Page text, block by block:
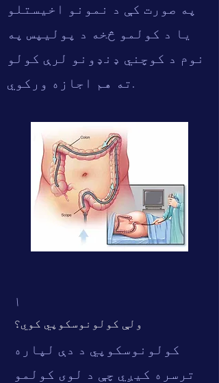
په صورت کې د نمونو اخیستلو
یا د کولمو څخه د پولیپس په
نوم د کوچني ډنډونو لرې کولو
ته هم اجازه ورکوي.
۱
ولې کولونوسکوپي کوي؟
کولونوسکوپي د دې لپاره
ترسره کیږي چې د لوی کولمو